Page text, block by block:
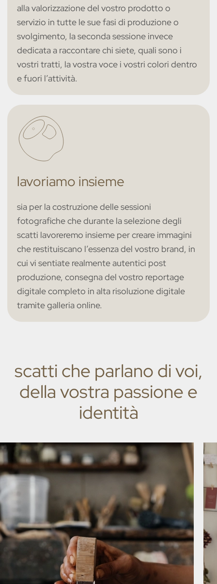
home servizi
alla valorizzazione del vostro prodotto o
servizio in tutte le sue fasi di produzione o
svolgimento, la seconda sessione invece
dedicata a raccontare chi siete, quali sono i
vostri tratti, la vostra voce i vostri colori dentro
e fuori l’attività.
lavoriamo insieme
sia per la costruzione delle sessioni
fotografiche che durante la selezione degli
scatti lavoreremo insieme per creare immagini
che restituiscano l’essenza del vostro brand, in
cui vi sentiate realmente autentici post
produzione, consegna del vostro reportage
digitale completo in alta risoluzione digitale
tramite galleria online.
scatti che parlano di voi,
della vostra passione e
identità